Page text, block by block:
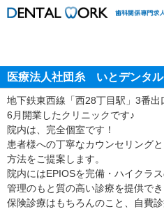
医療法人社団糸 いとデンタル
地下鉄東西線「西28丁目駅」3番
6月開業したクリニックです♪
院内は、完全個室です！
患者様への丁寧なカウンセリング
方法をご提案します。
院内にはEPIOSを完備・ハイクラ
管理のもと質の高い診療を提供で
保険診療はもちろんのこと、自費